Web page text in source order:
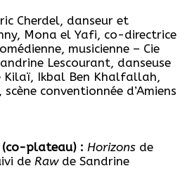
Cherdel, danseur et
Mona el Yafi, co-directrice
musicienne – Cie
Lescourant, danseuse
Kilaï, Ikbal Ben Khalfallah,
conventionnée d’Amiens
(co-plateau) : Horizons de
de Rawde Sandrine